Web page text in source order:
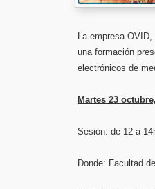
La empresa
una formación
electrónicos de
Martes 23
Sesión: de 12 a
Donde: Facultad